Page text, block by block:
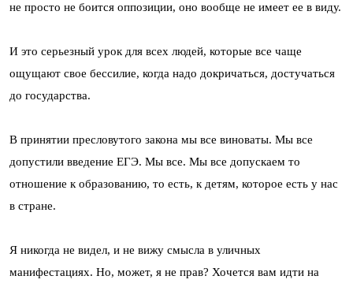
не просто не боится оппозиции, оно вообще не имеет ее в виду.
И это серьезный урок для всех людей, которые все чаще
ощущают свое бессилие, когда надо докричаться, достучаться
до государства.
В принятии пресловутого закона мы все виноваты. Мы все
допустили введение ЕГЭ. Мы все. Мы все допускаем то
отношение к образованию, то есть, к детям, которое есть у нас
в стране.
Я никогда не видел, и не вижу смысла в уличных
манифестациях. Но, может, я не прав? Хочется вам идти на